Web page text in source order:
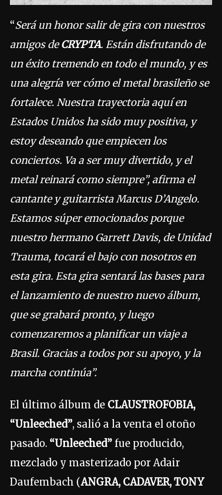
“Será un honor salir de gira con nuestros
amigos de CRYPTA. Están disfrutando de
un éxito tremendo en todo el mundo, y es
una alegría ver cómo el metal brasileño se
fortalece. Nuestra trayectoria aquí en
Estados Unidos ha sido muy positiva, y
estoy deseando que empiecen los
conciertos. Va a ser muy divertido, y el
metal reinará como siempre”, afirma el
cantante y guitarrista Marcus D’Angelo.
Estamos súper emocionados porque
nuestro hermano Garrett Davis, de Unidad
Trauma, tocará el bajo con nosotros en
esta gira. Esta gira sentará las bases para
el lanzamiento de nuestro nuevo álbum,
que se grabará pronto, y luego
comenzaremos a planificar un viaje a
Brasil. Gracias a todos por su apoyo, y la
marcha continúa”.
El último álbum de CLAUSTROFOBIA,
“Unleeched”, salió a la venta el otoño
pasado. “Unleeched” fue producido,
mezclado y masterizado por Adair
Daufembach (ANGRA, CADAVER, TONY